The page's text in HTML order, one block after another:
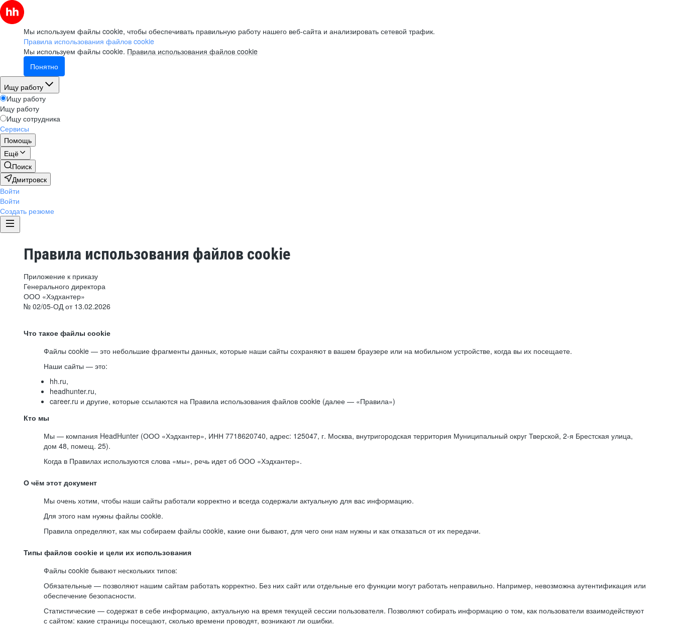
Мы используем файлы cookie, чтобы обеспечивать правильную работу нашего веб-сайта и анализировать сетевой трафик.
Правила использования файлов cookie
Мы используем файлы cookie. Правила использования файлов cookie
Понятно
Ищу работу
Ищу работу
Ищу работу
Ищу сотрудника
Сервисы
Помощь
Ещё
Поиск
Дмитровск
Войти
Войти
Создать резюме
Правила использования файлов cookie
Приложение к приказу
Генерального директора
ООО «Хэдхантер»
№ 02/05-ОД от 13.02.2026
Что такое файлы cookie
Файлы cookie — это небольшие фрагменты данных, которые наши сайты сохраняют в вашем браузере или на мобильном устройстве, когда вы их посещаете.
Наши сайты — это:
hh.ru,
headhunter.ru,
career.ru и другие, которые ссылаются на Правила использования файлов cookie (далее — «Правила»)
Кто мы
Мы — компания HeadHunter (ООО «Хэдхантер», ИНН 7718620740, адрес: 125047, г. Москва, внутригородская территория Муниципальный округ Тверской, 2-я Брестская улица,
дом 48, помещ. 25).
Когда в Правилах используются слова «мы», речь идет об ООО «Хэдхантер».
О чём этот документ
Мы очень хотим, чтобы наши сайты работали корректно и всегда содержали актуальную для вас информацию.
Для этого нам нужны файлы cookie.
Правила определяют, как мы собираем файлы cookie, какие они бывают, для чего они нам нужны и как отказаться от их передачи.
Типы файлов cookie и цели их использования
Файлы cookie бывают нескольких типов:
Обязательные — позволяют нашим сайтам работать корректно. Без них сайт или отдельные его функции могут работать неправильно. Например, невозможна аутентификация или
обеспечение безопасности.
Статистические — содержат в себе информацию, актуальную на время текущей сессии пользователя. Позволяют собирать информацию о том, как пользователи взаимодействуют
с сайтом: какие страницы посещают, сколько времени проводят, возникают ли ошибки.